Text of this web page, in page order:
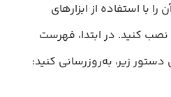
را با استفاده از ابزارهای
کنید. در ابتدا، فهرست